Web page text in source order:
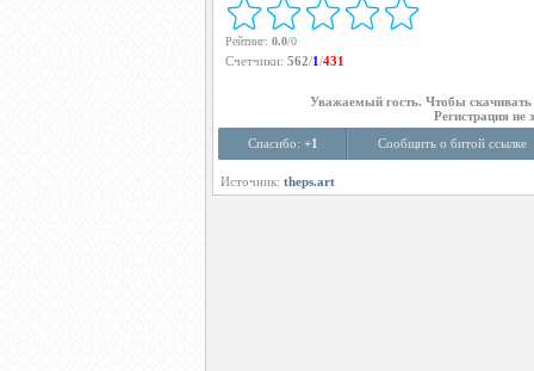
Рейтинг: 0.0/0
Счетчики: 562/1/431
Уважаемый гость. Чтобы
Регистрация не
Спасибо: +1 Сообщить о битой ссылке
Источник: theps.art